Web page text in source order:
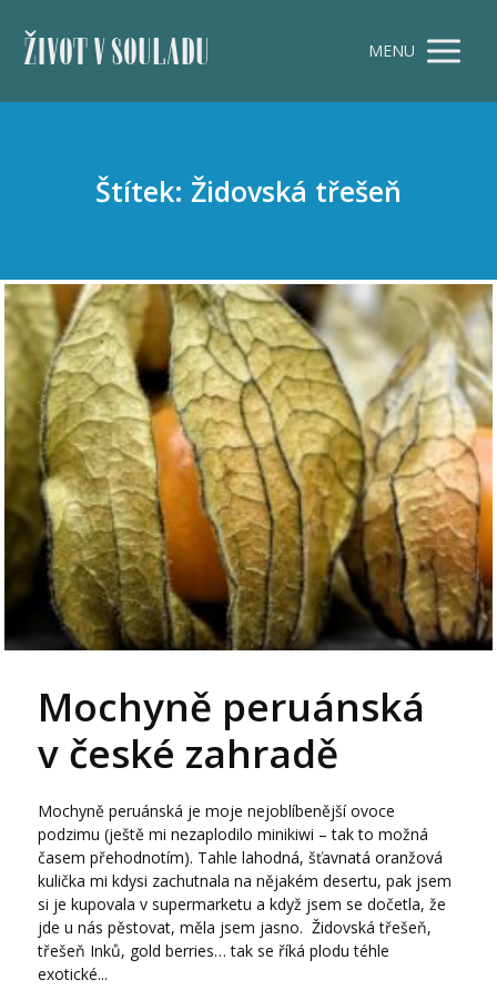
ŽIVOT V SOULADU MENU
Štítek: Židovská třešeň
Mochyně peruánská
v české zahradě
Mochyně peruánská je moje nejoblíbenější ovoce
podzimu (ještě mi nezaplodilo minikiwi – tak to možná
časem přehodnotím). Tahle lahodná, šťavnatá oranžová
kulička mi kdysi zachutnala na nějakém desertu, pak jsem
si je kupovala v supermarketu a když jsem se dočetla, že
jde u nás pěstovat, měla jsem jasno. Židovská třešeň,
třešeň Inků, gold berries… tak se říká plodu téhle
exotické...